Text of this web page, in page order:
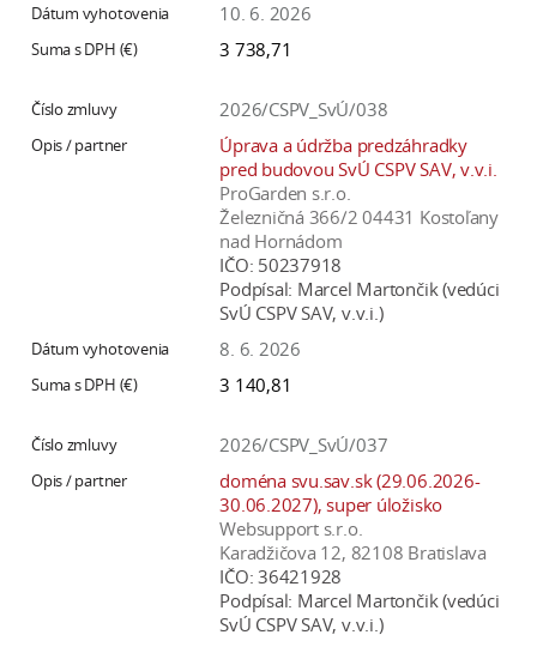
10. 6. 2026
3 738,71
2026/CSPV_SvÚ/038
Úprava a údržba predzáhradky
pred budovou SvÚ CSPV SAV, v.v.i.
ProGarden s.r.o.
Železničná 366/2 04431 Kostoľany
nad Hornádom
IČO: 50237918
Podpísal: Marcel Martončik (vedúci
SvÚ CSPV SAV, v.v.i.)
8. 6. 2026
3 140,81
2026/CSPV_SvÚ/037
doména svu.sav.sk (29.06.2026-
30.06.2027), super úložisko
Websupport s.r.o.
Karadžičova 12, 82108 Bratislava
IČO: 36421928
Podpísal: Marcel Martončik (vedúci
SvÚ CSPV SAV, v.v.i.)